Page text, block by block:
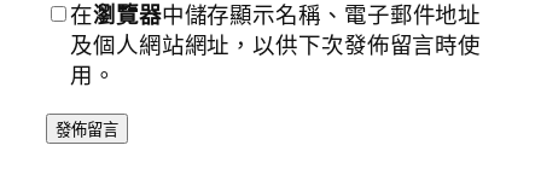
在瀏覽器中儲存顯示名稱、電子郵件地址
及個人網站網址，以供下次發佈留言時使
用。